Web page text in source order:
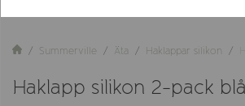
Summerville Äta Haklappar silikon
Haklapp silikon 2-pack